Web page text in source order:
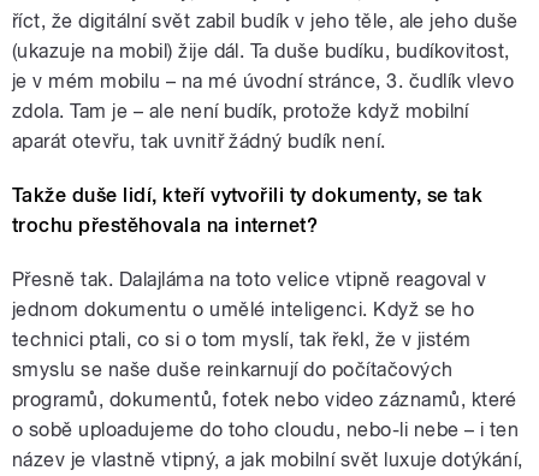
říct, že digitální svět zabil budík v jeho těle, ale jeho duše
(ukazuje na mobil) žije dál. Ta duše budíku, budíkovitost,
je v mém mobilu – na mé úvodní stránce, 3. čudlík vlevo
zdola. Tam je – ale není budík, protože když mobilní
aparát otevřu, tak uvnitř žádný budík není.
Takže duše lidí, kteří vytvořili ty dokumenty, se tak
trochu přestěhovala na internet?
Přesně tak. Dalajláma na toto velice vtipně reagoval v
jednom dokumentu o umělé inteligenci. Když se ho
technici ptali, co si o tom myslí, tak řekl, že v jistém
smyslu se naše duše reinkarnují do počítačových
programů, dokumentů, fotek nebo video záznamů, které
o sobě uploadujeme do toho cloudu, nebo-li nebe – i ten
název je vlastně vtipný, a jak mobilní svět luxuje dotýkání,